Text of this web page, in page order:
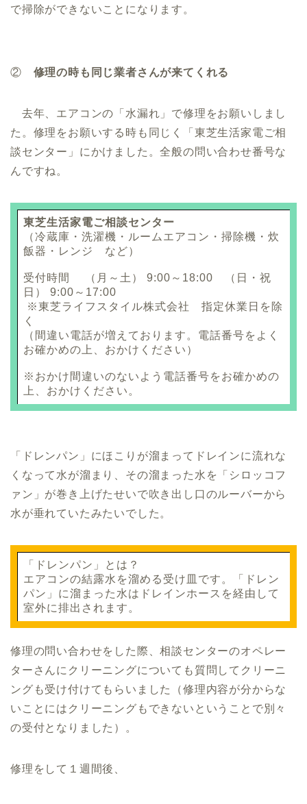
で掃除ができないことになります。
② 修理の時も同じ業者さんが来てくれる
去年、エアコンの「水漏れ」で修理をお願いしまし
た。修理をお願いする時も同じく「東芝生活家電ご相
談センター」にかけました。全般の問い合わせ番号な
んですね。
東芝生活家電ご相談センター
（冷蔵庫・洗濯機・ルームエアコン・掃除機・炊
飯器・レンジ など）
受付時間 （月～土） 9:00～18:00 （日・祝
日） 9:00～17:00
※東芝ライフスタイル株式会社 指定休業日を除
く
（間違い電話が増えております。電話番号をよく
お確かめの上、おかけください）
※おかけ間違いのないよう電話番号をお確かめの
上、おかけください。
「ドレンパン」にほこりが溜まってドレインに流れな
くなって水が溜まり、その溜まった水を「シロッコフ
ァン」が巻き上げたせいで吹き出し口のルーバーから
水が垂れていたみたいでした。
「ドレンパン」とは？
エアコンの結露水を溜める受け皿です。「ドレン
パン」に溜まった水はドレインホースを経由して
室外に排出されます。
修理の問い合わせをした際、相談センターのオペレー
ターさんにクリーニングについても質問してクリーニ
ングも受け付けてもらいました（修理内容が分からな
いことにはクリーニングもできないということで別々
の受付となりました）。
修理をして１週間後、